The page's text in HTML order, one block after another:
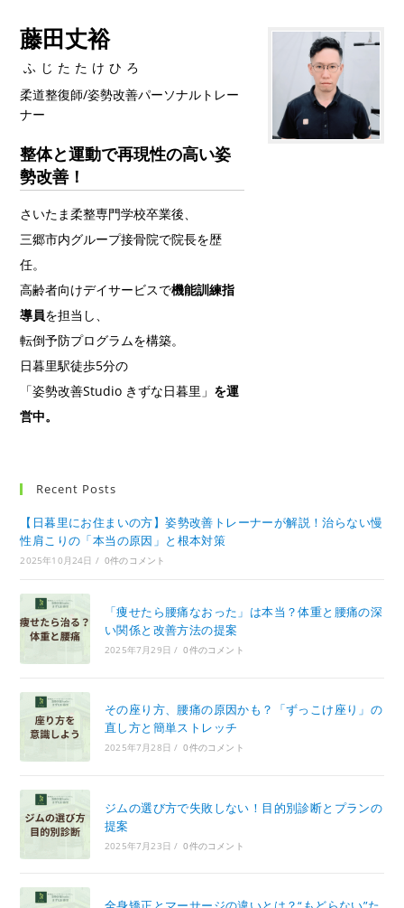
藤田丈裕
ふじたたけひろ
柔道整復師/姿勢改善パーソナルトレー
ナー
整体と運動で再現性の高い姿
勢改善！
さいたま柔整専門学校卒業後、
三郷市内グループ接骨院で院長を歴
任。
高齢者向けデイサービスで機能訓練指
導員を担当し、
転倒予防プログラムを構築。
日暮里駅徒歩5分の
「姿勢改善Studio きずな日暮里」 を運
営中。
Recent Posts
【日暮里にお住まいの方】姿勢改善トレーナーが解説！治らない慢
性肩こりの「本当の原因」と根本対策
2025年10月24日 / 0件のコメント
「痩せたら腰痛なおった」は本当？体重と腰痛の深
い関係と改善方法の提案
2025年7月29日 / 0件のコメント
その座り方、腰痛の原因かも？「ずっこけ座り」の
直し方と簡単ストレッチ
2025年7月28日 / 0件のコメント
ジムの選び方で失敗しない！目的別診断とプランの
提案
2025年7月23日 / 0件のコメント